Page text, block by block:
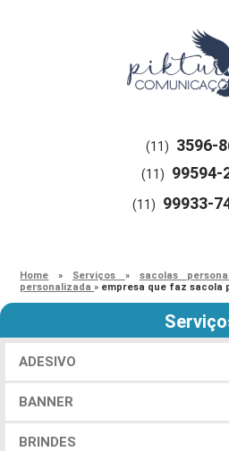
(11) 3596-
(11) 99594-
(11) 99933-
Home » Serviços » sacolas
personalizada» empresa que faz sacola
ADESIVO
BANNER
BRINDES